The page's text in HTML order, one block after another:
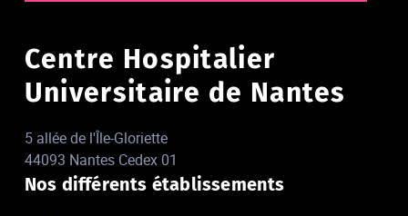
Centre Hospitalier
Universitaire de Nantes
5 allée de l'Île-Gloriette
44093 Nantes Cedex 01
Nos différents établissements